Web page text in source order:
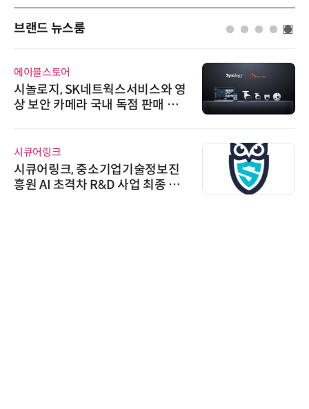
브랜드 뉴스룸
에이블스토어
시놀로지, SK네트웍스서비스와 영
상 보안 카메라 국내 독점 판매 파
시큐어링크
시큐어링크, 중소기업기술정보진
흥원 AI 초격차 R&D 사업 최종 선